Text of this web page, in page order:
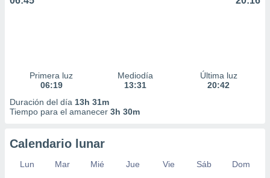
Primera luz
06:19
Mediodía
13:31
Última luz
20:42
Duración del día 13h 31m
Tiempo para el amanecer 3h 30m
Calendario lunar
Lun Mar Mié Jue Vie Sáb
Dom